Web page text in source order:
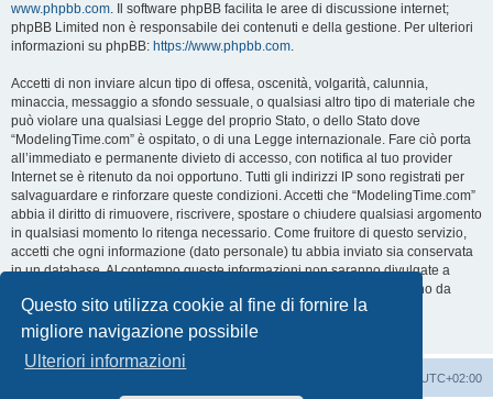
Questo sito utilizza cookie al fine di fornire la
migliore navigazione possibile
Ulteriori informazioni
www.phpbb.com. Il software phpBB facilita le aree di discussione internet;
phpBB Limited non è responsabile dei contenuti e della gestione. Per ulteriori
informazioni su phpBB: https://www.phpbb.com.
Accetti di non inviare alcun tipo di offesa, oscenità, volgarità, calunnia,
minaccia, messaggio a sfondo sessuale, o qualsiasi altro tipo di materiale che
può violare una qualsiasi Legge del proprio Stato, o dello Stato dove
“ModelingTime.com” è ospitato, o di una Legge internazionale. Fare ciò porta
all’immediato e permanente divieto di accesso, con notifica al tuo provider
Internet se è ritenuto da noi opportuno. Tutti gli indirizzi IP sono registrati per
salvaguardare e rinforzare queste condizioni. Accetti che “ModelingTime.com”
abbia il diritto di rimuovere, riscrivere, spostare o chiudere qualsiasi argomento
in qualsiasi momento lo ritenga necessario. Come fruitore di questo servizio,
accetti che ogni informazione (dato personale) tu abbia inviato sia conservata
in un database. Al contempo queste informazioni non saranno divulgate a
nessuno senza il tuo consenso, né “ModelingTime.com” o phpBB sono da
ritenersi responsabili per qualsiasi violazione al sistema che possa
compromettere queste informazioni.
UTC+02:00